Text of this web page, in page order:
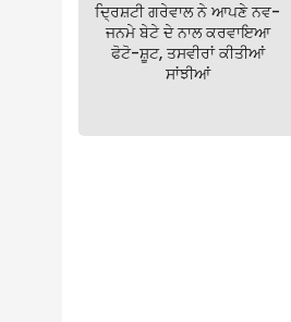
ਦ੍ਰਿਸ਼ਟੀ ਗਰੇਵਾਲ ਨੇ ਆਪਣੇ ਨਵ-
ਜਨਮੇ ਬੇਟੇ ਦੇ ਨਾਲ ਕਰਵਾਇਆ
ਫੋਟੋ-ਸ਼ੂਟ, ਤਸਵੀਰਾਂ ਕੀਤੀਆਂ
ਸਾਂਝੀਆਂ